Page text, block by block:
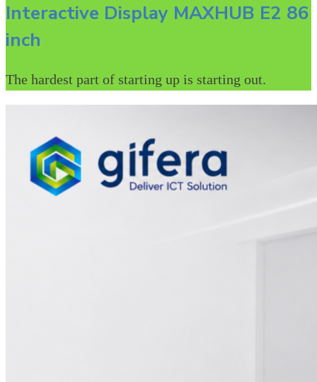
Interactive Display MAXHUB E2 86
inch
The hardest part of starting up is starting out.